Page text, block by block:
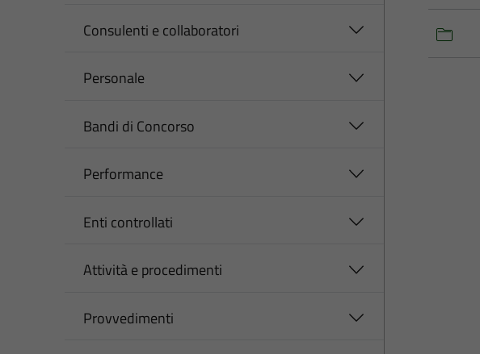
Consulenti e collaboratori
Personale
Bandi di Concorso
Performance
Enti controllati
Attività e procedimenti
Provvedimenti